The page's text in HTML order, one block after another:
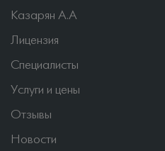
Казарян А.А
Лицензия
Специалисты
Услуги и цены
Отзывы
Новости